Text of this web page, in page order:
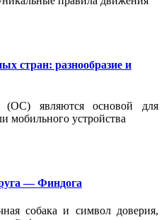
стран: разнообразие и
(ОС) являются основой для
мобильного устройства
— Финдога
собака и символ доверия,